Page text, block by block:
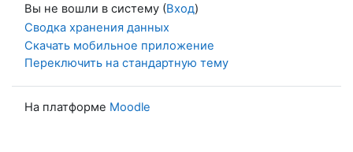
Вы не вошли в систему (Вход)
Сводка хранения данных
Скачать мобильное приложение
Переключить на стандартную тему
На платформе Moodle